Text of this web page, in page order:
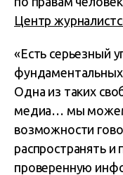
Центр
«Есть серьезный
Одна из таких
медиа… мы
возможности
распространять
проверенную